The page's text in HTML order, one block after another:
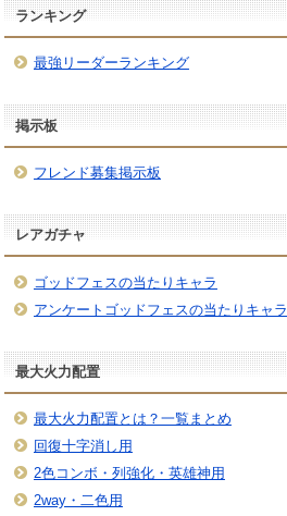
ランキング
最強リーダーランキング
掲示板
フレンド募集掲示板
レアガチャ
ゴッドフェスの当たりキャラ
アンケートゴッドフェスの当たりキャラ
最大火力配置
最大火力配置とは？一覧まとめ
回復十字消し用
2色コンボ・列強化・英雄神用
2way・二色用